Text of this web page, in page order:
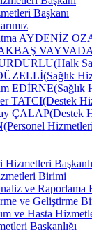
Başkanı
AYDENİZ
EDİRNE(Sağlık
TATCI(Destek
ÇALAP(Destek
Hizmetleri
Birimi
ve Raporlama
ve Geliştirme
ve Hasta
Başkanlığı